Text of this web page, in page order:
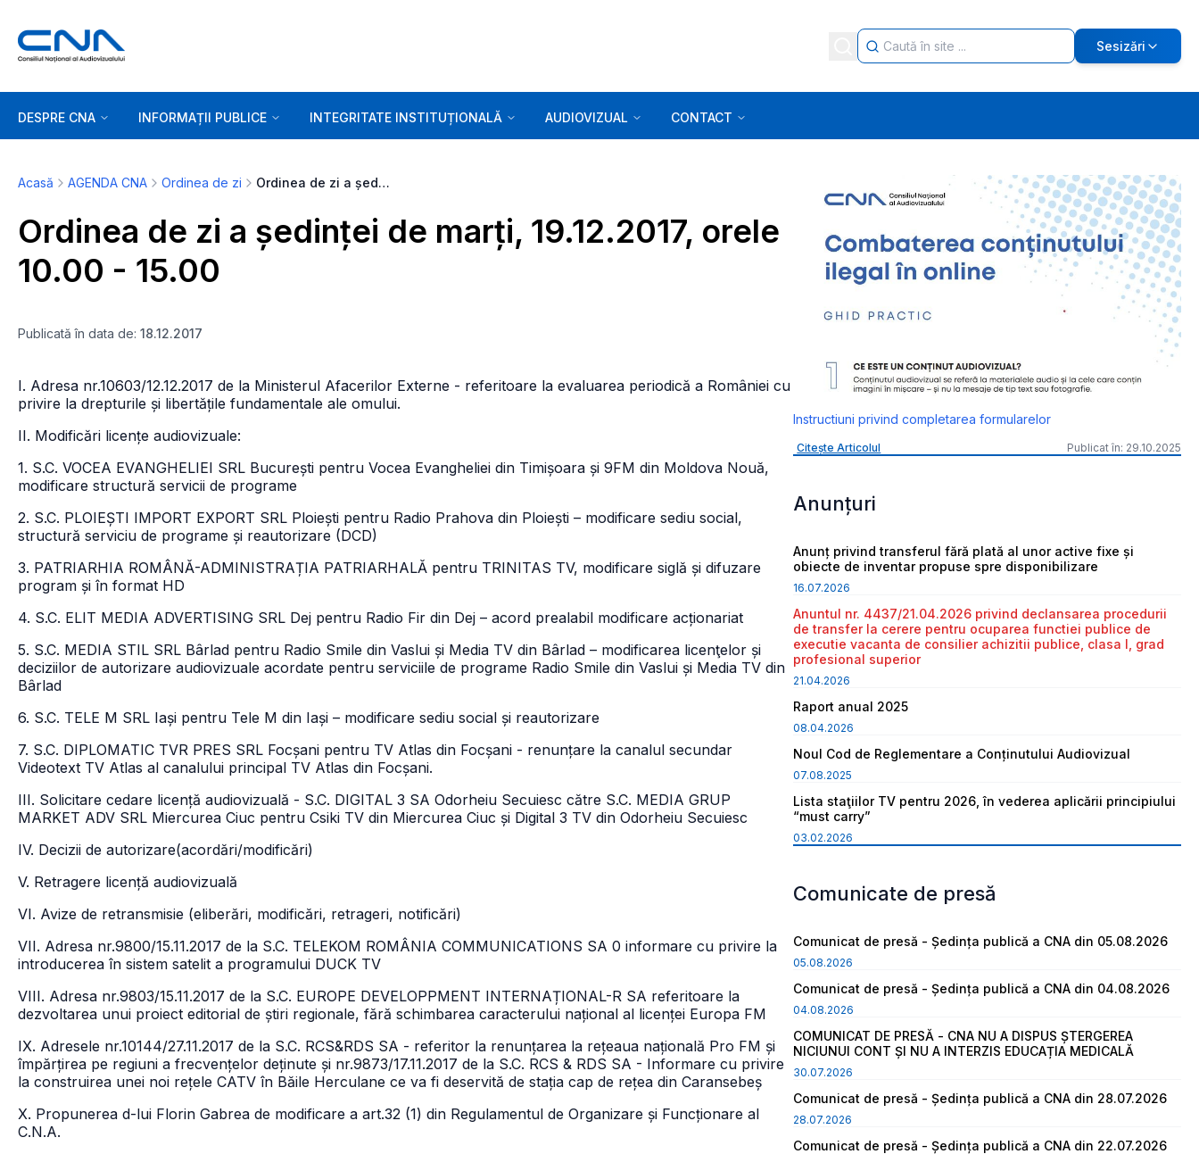
Sesizări
DESPRE CNA INFORMAȚII PUBLICE INTEGRITATE INSTITUȚIONALĂ AUDIOVIZUAL CONTACT
Acasă AGENDA CNA Ordinea de zi Ordinea de zi a ședinței de marți, 19.12.2017, orele 10.00 - 15.00
Ordinea de zi a ședinței de marți, 19.12.2017, orele
10.00 - 15.00
Publicată în data de: 18.12.2017
I. Adresa nr.10603/12.12.2017 de la Ministerul Afacerilor Externe - referitoare la evaluarea periodică a României cu
privire la drepturile și libertățile fundamentale ale omului.
II. Modificări licențe audiovizuale:
1. S.C. VOCEA EVANGHELIEI SRL București pentru Vocea Evangheliei din Timișoara și 9FM din Moldova Nouă,
modificare structură servicii de programe
2. S.C. PLOIEȘTI IMPORT EXPORT SRL Ploiești pentru Radio Prahova din Ploiești – modificare sediu social,
structură serviciu de programe și reautorizare (DCD)
3. PATRIARHIA ROMÂNĂ-ADMINISTRAȚIA PATRIARHALĂ pentru TRINITAS TV, modificare siglă și difuzare
program și în format HD
4. S.C. ELIT MEDIA ADVERTISING SRL Dej pentru Radio Fir din Dej – acord prealabil modificare acționariat
5. S.C. MEDIA STIL SRL Bârlad pentru Radio Smile din Vaslui și Media TV din Bârlad – modificarea licenţelor și
deciziilor de autorizare audiovizuale acordate pentru serviciile de programe Radio Smile din Vaslui și Media TV din
Bârlad
6. S.C. TELE M SRL Iași pentru Tele M din Iași – modificare sediu social și reautorizare
7. S.C. DIPLOMATIC TVR PRES SRL Focșani pentru TV Atlas din Focșani - renunțare la canalul secundar
Videotext TV Atlas al canalului principal TV Atlas din Focșani.
III. Solicitare cedare licență audiovizuală - S.C. DIGITAL 3 SA Odorheiu Secuiesc către S.C. MEDIA GRUP
MARKET ADV SRL Miercurea Ciuc pentru Csiki TV din Miercurea Ciuc și Digital 3 TV din Odorheiu Secuiesc
IV. Decizii de autorizare(acordări/modificări)
V. Retragere licență audiovizuală
VI. Avize de retransmisie (eliberări, modificări, retrageri, notificări)
VII. Adresa nr.9800/15.11.2017 de la S.C. TELEKOM ROMÂNIA COMMUNICATIONS SA 0 informare cu privire la
introducerea în sistem satelit a programului DUCK TV
VIII. Adresa nr.9803/15.11.2017 de la S.C. EUROPE DEVELOPPMENT INTERNAȚIONAL-R SA referitoare la
dezvoltarea unui proiect editorial de știri regionale, fără schimbarea caracterului național al licenței Europa FM
IX. Adresele nr.10144/27.11.2017 de la S.C. RCS&RDS SA - referitor la renunțarea la rețeaua națională Pro FM și
împărțirea pe regiuni a frecvențelor deținute și nr.9873/17.11.2017 de la S.C. RCS & RDS SA - Informare cu privire
la construirea unei noi rețele CATV în Băile Herculane ce va fi deservită de stația cap de rețea din Caransebeș
X. Propunerea d-lui Florin Gabrea de modificare a art.32 (1) din Regulamentul de Organizare și Funcționare al
C.N.A.
Instructiuni privind completarea formularelor
Citește Articolul Publicat în: 29.10.2025
Anunțuri
Anunț privind transferul fără plată al unor active fixe și
obiecte de inventar propuse spre disponibilizare
16.07.2026
Anuntul nr. 4437/21.04.2026 privind declansarea procedurii
de transfer la cerere pentru ocuparea functiei publice de
executie vacanta de consilier achizitii publice, clasa I, grad
profesional superior
21.04.2026
Raport anual 2025
08.04.2026
Noul Cod de Reglementare a Conținutului Audiovizual
07.08.2025
Lista staţiilor TV pentru 2026, în vederea aplicării principiului
“must carry”
03.02.2026
Comunicate de presă
Comunicat de presă - Ședința publică a CNA din 05.08.2026
05.08.2026
Comunicat de presă - Ședința publică a CNA din 04.08.2026
04.08.2026
COMUNICAT DE PRESĂ - CNA NU A DISPUS ȘTERGEREA
NICIUNUI CONT ȘI NU A INTERZIS EDUCAȚIA MEDICALĂ
30.07.2026
Comunicat de presă - Ședința publică a CNA din 28.07.2026
28.07.2026
Comunicat de presă - Ședința publică a CNA din 22.07.2026